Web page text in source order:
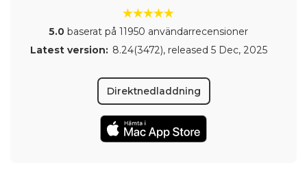
5.0 baserat på 11950 användarrecensioner
Latest version: 8.24(3472), released 5 Dec, 2025
Direktnedladdning